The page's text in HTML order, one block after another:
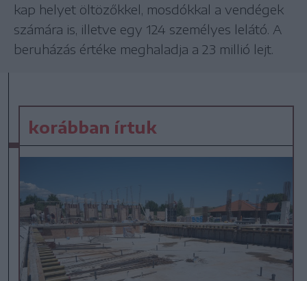
kap helyet öltözőkkel, mosdókkal a vendégek
számára is, illetve egy 124 személyes lelátó. A
beruházás értéke meghaladja a 23 millió lejt.
korábban írtuk